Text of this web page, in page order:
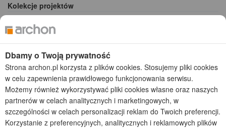
Kolekcje projektów
Gotowe projekty domów
Projekty domów tanich w budowie
Projekty domów szeregowych
Projekty małych domów (do 150 m2)
Projekty domów wielorodzinnych
Projekty domów bliźniaczych
Projekty domów nowoczesnych
Projekty domów parterowych
2026 © ARCHON+ Biuro Projektów - Tradycyjne i nowoczesne gotowe
Dbamy o Twoją prywatność
Strona archon.pl korzysta z plików cookies. Stosujemy pliki cookies
w celu zapewnienia prawidłowego funkcjonowania serwisu.
Możemy również wykorzystywać pliki cookies własne oraz naszych
partnerów w celach analitycznych i marketingowych, w
szczególności w celach personalizacji reklam do Twoich preferencji.
Korzystanie z preferencyjnych, analitycznych i reklamowych plików